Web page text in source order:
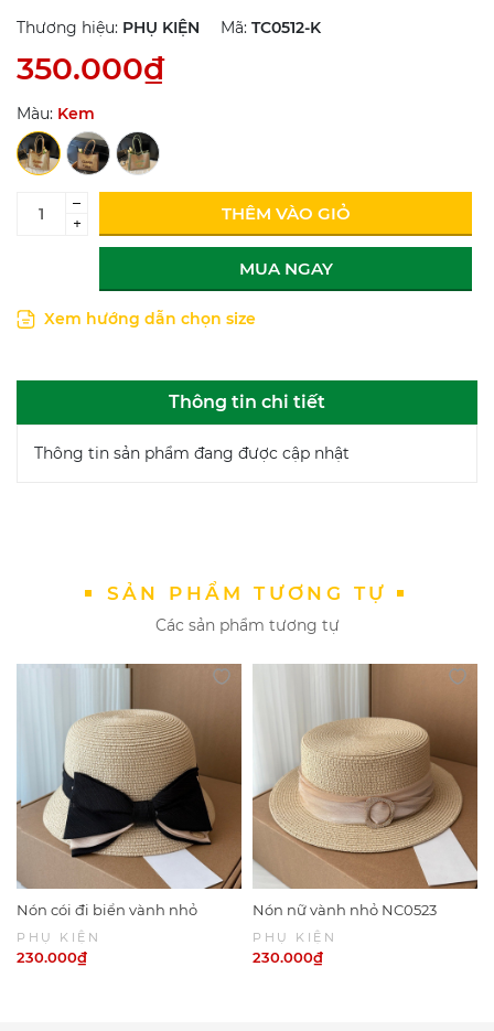
Thương hiệu: PHỤ KIỆN Mã: TC0512-K
350.000₫
Màu: Kem
–
+
THÊM VÀO GIỎ
MUA NGAY
Xem hướng dẫn chọn size
Thông tin chi tiết
Thông tin sản phẩm đang được cập nhật
SẢN PHẨM TƯƠNG TỰ
Các sản phẩm tương tự
Nón cói đi biển vành nhỏ
NC0524
PHỤ KIỆN
230.000₫
Nón nữ vành nhỏ NC0523
PHỤ KIỆN
230.000₫